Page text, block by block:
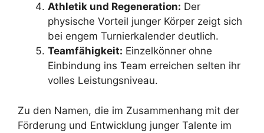
Athletik und Regeneration: Der
physische Vorteil junger Körper zeigt sich
bei engem Turnierkalender deutlich.
Teamfähigkeit: Einzelkönner ohne
Einbindung ins Team erreichen selten ihr
volles Leistungsniveau.
Zu den Namen, die im Zusammenhang mit der
Förderung und Entwicklung junger Talente im